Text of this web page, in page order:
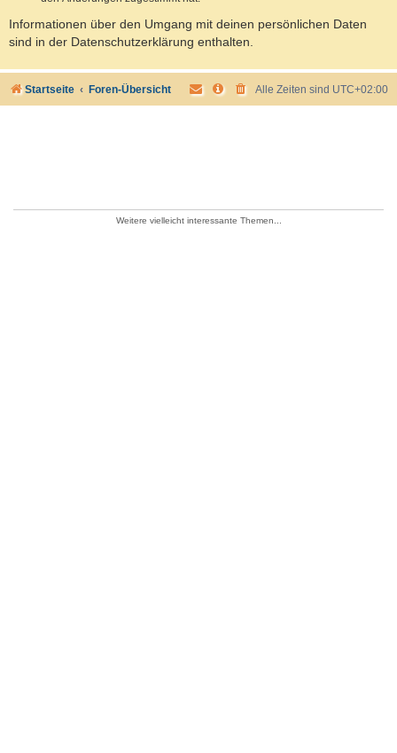
Informationen über den Umgang mit deinen persönlichen Daten
sind in der Datenschutzerklärung enthalten.
Startseite Foren-Übersicht Alle Zeiten sind UTC+02:00
Weitere vielleicht interessante Themen...